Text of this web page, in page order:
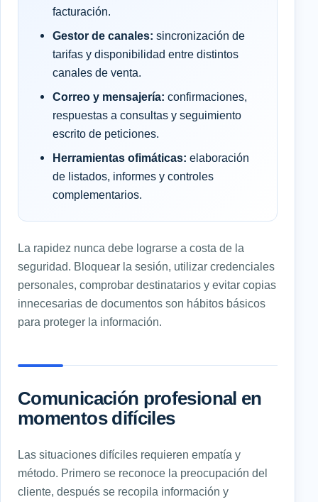
facturación.
Gestor de canales: sincronización de
tarifas y disponibilidad entre distintos
canales de venta.
Correo y mensajería: confirmaciones,
respuestas a consultas y seguimiento
escrito de peticiones.
Herramientas ofimáticas: elaboración
de listados, informes y controles
complementarios.
La rapidez nunca debe lograrse a costa de la
seguridad. Bloquear la sesión, utilizar credenciales
personales, comprobar destinatarios y evitar copias
innecesarias de documentos son hábitos básicos
para proteger la información.
Comunicación profesional en
momentos difíciles
Las situaciones difíciles requieren empatía y
método. Primero se reconoce la preocupación del
cliente, después se recopila información y